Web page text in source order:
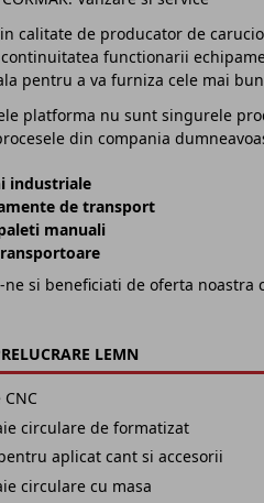
in calitate de producator de
functionarii
pentru a va furniza cele mai
platforma nu sunt singurele
din compania
industriale
de transport
manuali
ne si beneficiati de oferta noastra
LEMN
circulare de formatizat
aplicat cant si accesorii
circulare cu masa